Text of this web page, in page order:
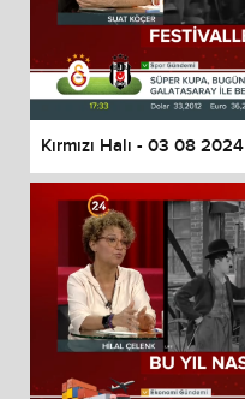
Kırmızı Halı - 03 08 2024